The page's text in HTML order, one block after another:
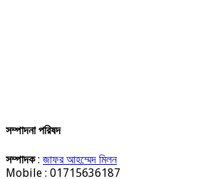
সম্পাদনা পরিষদ
সম্পাদক: জাফর আহম্মেদ মিলন
Mobile : 01715636187